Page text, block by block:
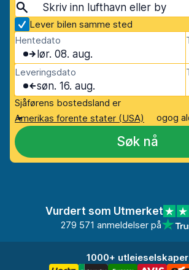
Lever bilen samme sted
Hentedato
lør. 08. aug.
Leveringsdato
søn. 16. aug.
Sjåførens bostedsland er
Amerikas forente stater (USA)
ogog
Søk nå
Vurdert som Utmerket
279 571 anmeldelser på
1000+ utleieselskaper